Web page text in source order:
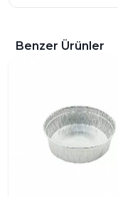
Benzer Ürünler